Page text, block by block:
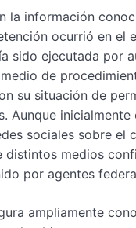
la información
ocurrió en el
sido ejecutada por
de
su situación de
Aunque inicialmente
sociales sobre el
distintos medios
por agentes
ampliamente